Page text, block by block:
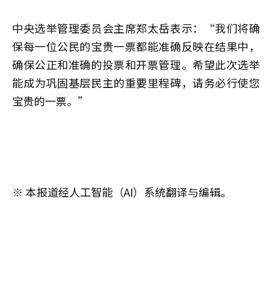
中央选举管理委员会主席郑太岳表示：“我们将确
保每一位公民的宝贵一票都能准确反映在结果中，
确保公正和准确的投票和开票管理。希望此次选举
能成为巩固基层民主的重要里程碑，请务必行使您
宝贵的一票。”
※ 本报道经人工智能（AI）系统翻译与编辑。